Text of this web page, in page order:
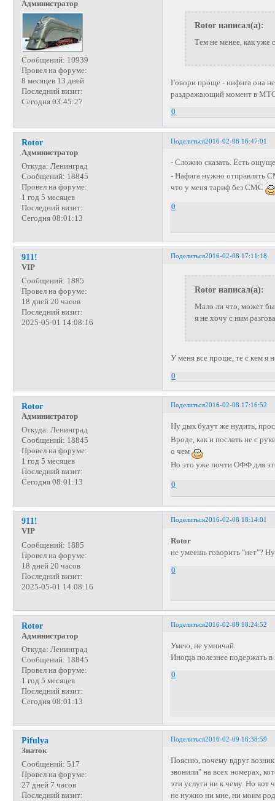
Администратор
Сообщений: 10939
Провел на форуме:
8 месяцев 13 дней
Последний визит:
Сегодня 03:45:27
Rotor написал(а):
Тем не менее, как уже
Говори проще - нифига она не
раздражающий момент в
0
Поделиться2016-02-08 16:47:01
Rotor
Администратор
Откуда: Ленинград
Сообщений: 18845
Провел на форуме:
1 год 5 месяцев
Последний визит:
Сегодня 08:01:13
- Сложно сказать. Есть
- Нафига нужно отправлять
что у меня тариф без СМС
0
Поделиться2016-02-08 17:11:18
911!
VIP
Сообщений: 1885
Провел на форуме:
18 дней 20 часов
Последний визит:
2025-05-01 14:08:16
Rotor написал(а):
Мало ли что, может
я не хочу с ним
У меня все проще, те с кем я
0
Поделиться2016-02-08 17:16:52
Rotor
Администратор
Откуда: Ленинград
Сообщений: 18845
Провел на форуме:
1 год 5 месяцев
Последний визит:
Сегодня 08:01:13
Ну дык будут же нудить,
Вроде, как и послать не с
о чем
Но это уже почти ОФФ для
0
Поделиться2016-02-08 18:14:01
911!
VIP
Сообщений: 1885
Провел на форуме:
18 дней 20 часов
Последний визит:
2025-05-01 14:08:16
Rotor
не умеешь говорить "нет"?
0
Поделиться2016-02-08 18:24:52
Rotor
Администратор
Откуда: Ленинград
Сообщений: 18845
Провел на форуме:
1 год 5 месяцев
Последний визит:
Сегодня 08:01:13
Умею, не умничай.
Иногда полезнее подержать в
0
Поделиться2016-02-09 16:38:59
Pifulya
Знаток
Сообщений: 517
Провел на форуме:
27 дней 7 часов
Последний визит:
Поясню, почему вдруг
звонили" на всех номерах,
эти услуги ни к чему. Но
не нужно ни мне, ни моим